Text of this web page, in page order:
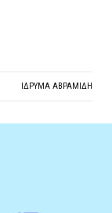
ΙΔΡΎΜΑ ΑΒΡΑΜΊΔΗ